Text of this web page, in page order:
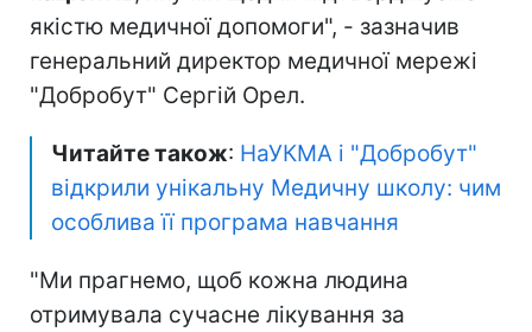
якістю медичної допомоги", - зазначив
генеральний директор медичної мережі
"Добробут" Сергій Орел.
Читайте також: НаУКМА і "Добробут"
відкрили унікальну Медичну школу: чим
особлива її програма навчання
"Ми прагнемо, щоб кожна людина
отримувала сучасне лікування за